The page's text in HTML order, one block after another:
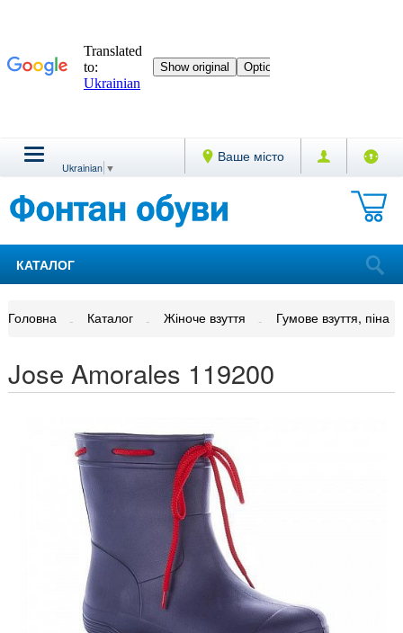
Ваше місто
Ukrainian ▼
КАТАЛОГ
Головна Каталог Жіноче взуття Гумове взуття, піна
Jose Amorales 119200